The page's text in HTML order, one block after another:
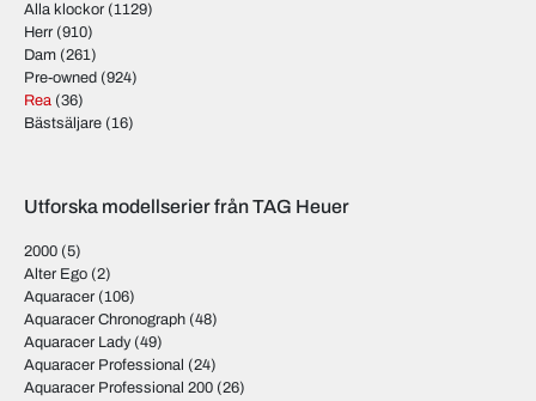
Alla klockor (1129)
Herr (910)
Dam (261)
Pre-owned (924)
Rea (36)
Bästsäljare (16)
Utforska modellserier från TAG Heuer
2000 (5)
Alter Ego (2)
Aquaracer (106)
Aquaracer Chronograph (48)
Aquaracer Lady(49)
Aquaracer Professional (24)
Aquaracer Professional 200 (26)